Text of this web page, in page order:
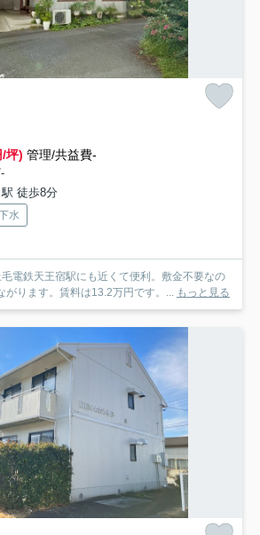
坪) 管理/共益費-
徒歩8分
水
電鉄天王宿駅にも近くて便利。敷金不要なの
がります。賃料は13.2万円です。... もっと見る